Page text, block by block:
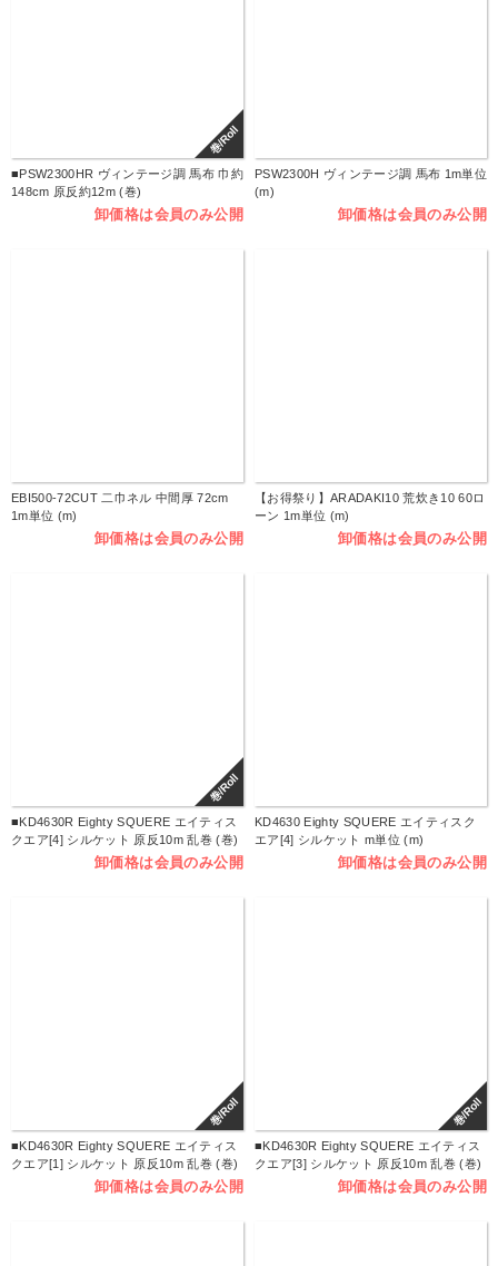
巻/Roll
■PSW2300HR ヴィンテージ調 馬布 巾約
148cm 原反約12m (巻)
卸価格は会員のみ公開
PSW2300H ヴィンテージ調 馬布 1m単位
(m)
卸価格は会員のみ公開
EBI500-72CUT 二巾ネル 中間厚 72cm
1m単位 (m)
卸価格は会員のみ公開
【お得祭り】ARADAKI10 荒炊き10 60ロ
ーン 1m単位 (m)
卸価格は会員のみ公開
巻/Roll
■KD4630R Eighty SQUERE エイティス
クエア[4] シルケット 原反10m 乱巻 (巻)
卸価格は会員のみ公開
KD4630 Eighty SQUERE エイティスク
エア[4] シルケット m単位 (m)
卸価格は会員のみ公開
巻/Roll
■KD4630R Eighty SQUERE エイティス
クエア[1] シルケット 原反10m 乱巻 (巻)
卸価格は会員のみ公開
巻/Roll
■KD4630R Eighty SQUERE エイティス
クエア[3] シルケット 原反10m 乱巻 (巻)
卸価格は会員のみ公開